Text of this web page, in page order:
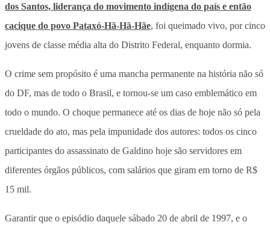
dos Santos, liderança do movimento indígena do país e então
cacique do povo Pataxó-Hã-Hã-Hãe, foi queimado vivo, por cinco
jovens de classe média alta do Distrito Federal, enquanto dormia.
O crime sem propósito é uma mancha permanente na história não só
do DF, mas de todo o Brasil, e tornou-se um caso emblemático em
todo o mundo. O choque permanece até os dias de hoje não só pela
crueldade do ato, mas pela impunidade dos autores: todos os cinco
participantes do assassinato de Galdino hoje são servidores em
diferentes órgãos públicos, com salários que giram em torno de R$
15 mil.
Garantir que o episódio daquele sábado 20 de abril de 1997, e o